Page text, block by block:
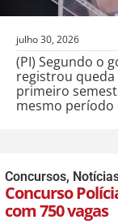
julho 30, 2026
(PI) Segundo o
registrou queda
primeiro
mesmo período
Concursos,
Concurso
com 750 vagas